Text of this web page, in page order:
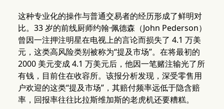
这种专业化的操作与普通交易者的经历形成了鲜明对
比。33 岁的前线厨师约翰·佩德森（John Pederson）
曾因一注押注明星在电视上的言论而损失了 4.1 万美
元，这类高风险类别被称为“提及市场”。在将最初的
2000 美元变成 4.1 万美元后，他因一笔赌注输光了所
有钱，目前住在收容所。该报分析发现，深受零售用
户欢迎的这类“提及市场”，其赔付频率远低于隐含赔
率，回报率往往比拉斯维加斯的老虎机还要糟糕。